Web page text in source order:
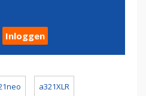
Inloggen
a321XLR